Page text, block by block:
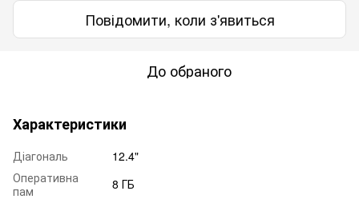
Повідомити, коли з'явиться
До обраного
Характеристики
Діагональ
12.4"
Оперативна
пам
8 ГБ